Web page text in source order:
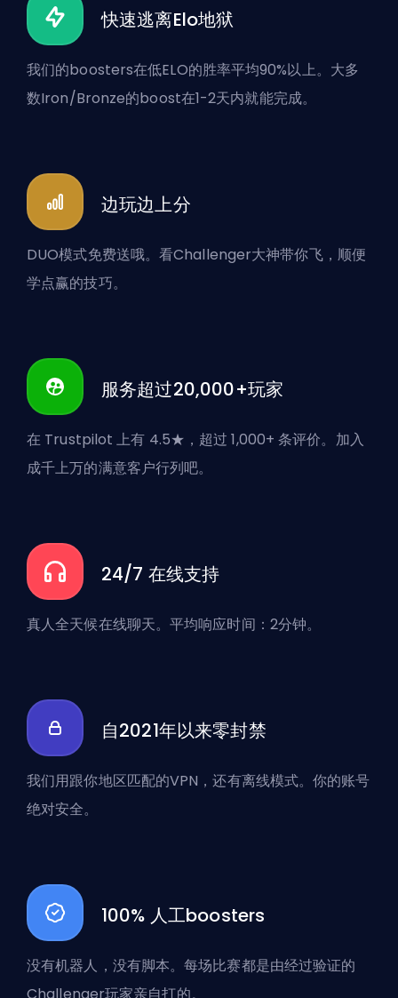
快速逃离Elo地狱
我们的boosters在低ELO的胜率平均90%以上。大多
数Iron/Bronze的boost在1-2天内就能完成。
边玩边上分
DUO模式免费送哦。看Challenger大神带你飞，顺便
学点赢的技巧。
服务超过20,000+玩家
在 Trustpilot 上有 4.5★，超过 1,000+ 条评价。加入
成千上万的满意客户行列吧。
24/7 在线支持
真人全天候在线聊天。平均响应时间：2分钟。
自2021年以来零封禁
我们用跟你地区匹配的VPN，还有离线模式。你的账号
绝对安全。
100% 人工boosters
没有机器人，没有脚本。每场比赛都是由经过验证的